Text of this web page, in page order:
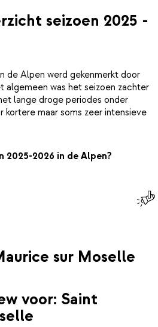
seizoen 2025 -
de Alpen werd gekenmerkt door
algemeen was het seizoen zachter
lange droge periodes onder
kortere maar soms zeer intensieve
2025-2026 in de Alpen?
sur Moselle
voor: Saint